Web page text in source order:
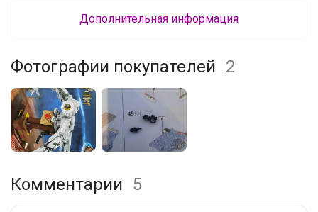
Дополнительная информация
Фотографии покупателей 2
Комментарии 5